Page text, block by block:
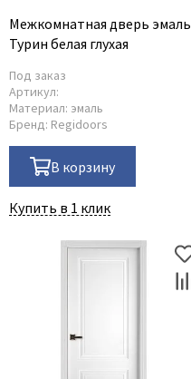
Межкомнатная дверь эмаль
Турин белая глухая
Под заказ
Артикул:
Материал: эмаль
Бренд: Regidoors
В корзину
Купить в 1 клик